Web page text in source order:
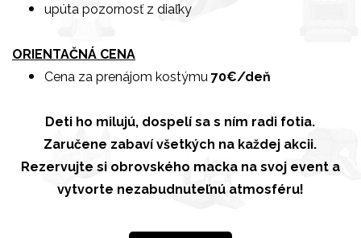
upúta pozornosť z diaľky
ORIENTAČNÁ CENA
Cena za prenájom kostýmu 70€/deň
Deti ho milujú, dospelí sa s ním radi fotia.
Zaručene zabaví všetkých na každej akcii.
Rezervujte si obrovského macka na svoj event a
vytvorte nezabudnuteľnú atmosféru!